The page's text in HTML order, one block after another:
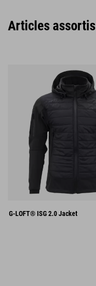
Articles assortis
XL XXL
G-LOFT® ISG 2.0 Jacket